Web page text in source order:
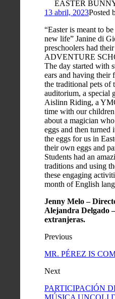
EASTER
13 abril, 2023Posted
“Easter is meant to
new life” Janine di
preschoolers had
ADVENTURE
The day started with
ears and having their
the traditional pets of
auditorium, a special
Aislinn Riding, a
time with our
about a magician
eggs and then turned
the eggs for us in
their own eggs and
Students had an
traditions and using
these engaging
month of English
Jenny Melo –
Alejandra Delgado
extranjeras.
Previous
MR. PÉREZ IS
Next
PARTICIPACIÓN
MÚSICA UNCOLI